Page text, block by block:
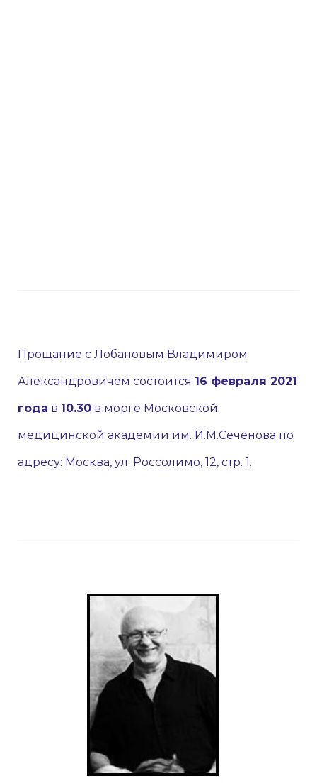
Прощание с Лобановым Владимиром
Александровичем состоится 16 февраля 2021
года в 10.30 в морге Московской
медицинской академии им. И.М.Сеченова по
адресу: Москва, ул. Россолимо, 12, стр. 1.